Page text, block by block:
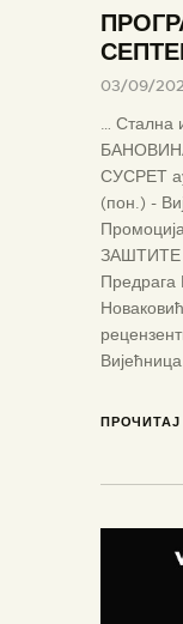
03/09/
… Стална
СУСРЕТ
(пон.) -
ЗАШТИТЕ